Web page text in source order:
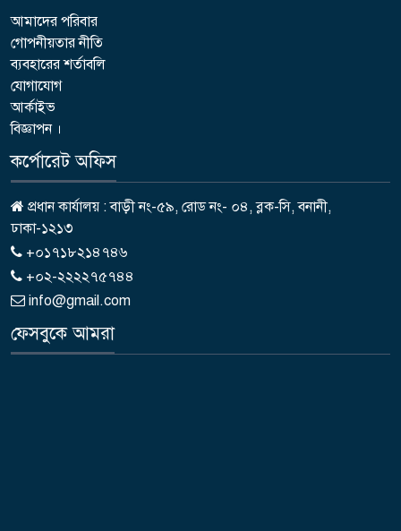
আমাদের পরিবার
গোপনীয়তার নীতি
ব্যবহারের শর্তাবলি
যোগাযোগ
আর্কাইভ
বিজ্ঞাপন ।
কর্পোরেট অফিস
প্রধান কার্যালয় : বাড়ী নং-৫৯, রোড নং- ০৪, ব্লক-সি, বনানী,
ঢাকা-১২১৩
+০১৭১৮২১৪৭৪৬
+০২-২২২২৭৫৭৪৪
info@gmail.com
ফেসবুকে আমরা